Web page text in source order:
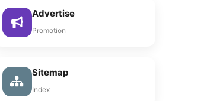
Advertise
Promotion
Sitemap
Index